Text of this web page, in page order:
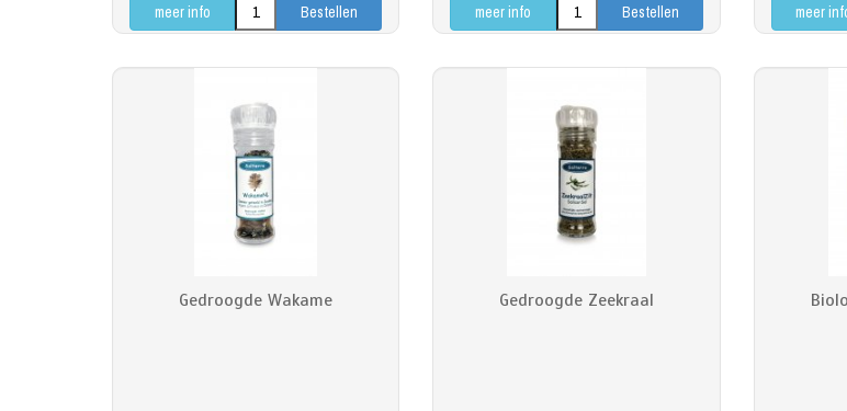
meer info meer info meer
Gedroogde Wakame Gedroogde Zeekraal